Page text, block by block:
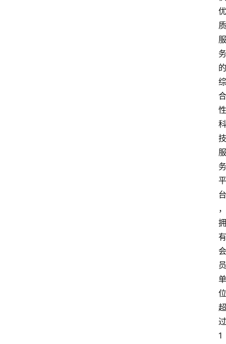
优
质
服
务
的
综
合
性
科
技
服
务
平
台
，
拥
有
会
员
单
位
超
过
1